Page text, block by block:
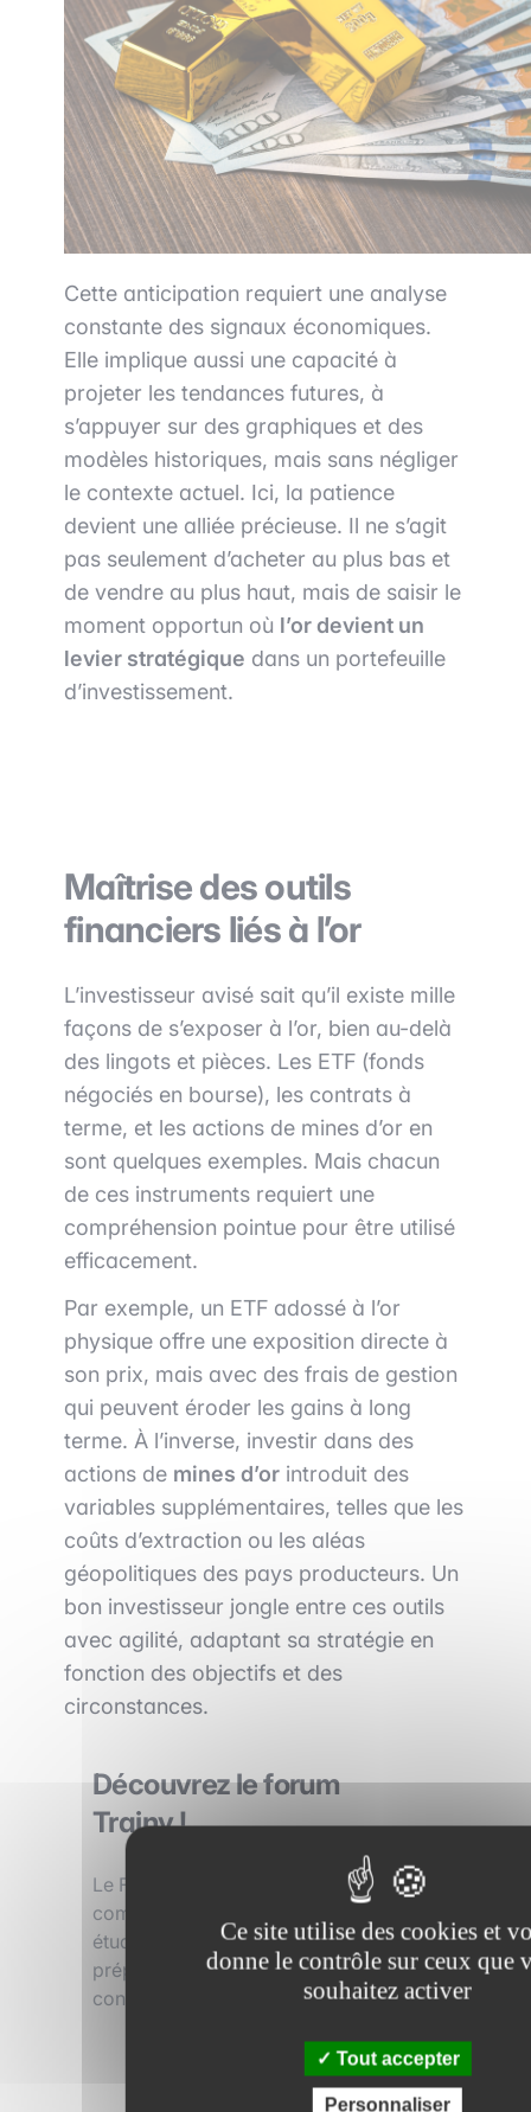
Cette anticipation requiert une analyse
constante des signaux économiques.
Elle implique aussi une capacité à
projeter les tendances futures, à
s’appuyer sur des graphiques et des
modèles historiques, mais sans négliger
le contexte actuel. Ici, la patience
devient une alliée précieuse. Il ne s’agit
pas seulement d’acheter au plus bas et
de vendre au plus haut, mais de saisir le
moment opportun où l’or devient un
levier stratégique dans un portefeuille
d’investissement.
Maîtrise des outils
financiers liés à l’or
L’investisseur avisé sait qu’il existe mille
façons de s’exposer à l’or, bien au-delà
des lingots et pièces. Les ETF (fonds
négociés en bourse), les contrats à
terme, et les actions de mines d’or en
sont quelques exemples. Mais chacun
de ces instruments requiert une
compréhension pointue pour être utilisé
efficacement.
Par exemple, un ETF adossé à l’or
physique offre une exposition directe à
son prix, mais avec des frais de gestion
qui peuvent éroder les gains à long
terme. À l’inverse, investir dans des
actions de mines d’or introduit des
variables supplémentaires, telles que les
coûts d’extraction ou les aléas
géopolitiques des pays producteurs. Un
bon investisseur jongle entre ces outils
avec agilité, adaptant sa stratégie en
fonction des objectifs et des
circonstances.
Découvrez le forum
Trainy !
Le Forum Trainy est l’espace
communautaire gratuit pensé pour les
étudiants et les professionnels qui se
préparent aux carrières en finance,
conseil en stratégie, Tech…
Découvrir le forum
Ce site utilise des cookies et
donne le contrôle sur ceux que
souhaitez activer
Tout accepter
Personnaliser